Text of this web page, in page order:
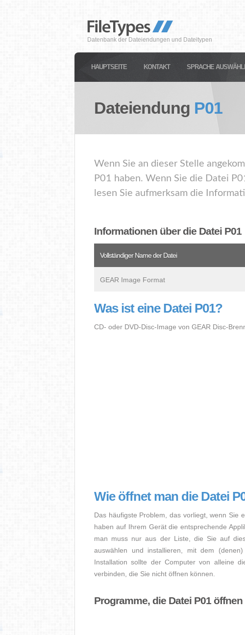
Datenbank der Dateiendungen und Dateitypen
HAUPTSEITE KONTAKT SPRACHE
Dateiendung P01
Wenn Sie an dieser Stelle
P01 haben. Wenn Sie die Datei
lesen Sie aufmerksam die
Informationen über die Datei P01
Vollständiger Name der Datei
GEAR Image Format
Was ist eine Datei P01?
CD- oder DVD-Disc-Image von GEAR Disc-
Wie öffnet man die Datei
Das häufigste Problem, das vorliegt, wenn Sie
haben auf Ihrem Gerät die entsprechende
man muss nur aus der Liste, die Sie auf
auswählen und installieren, mit dem
Installation sollte der Computer von alleine
verbinden, die Sie nicht öffnen können.
Programme, die Datei P01 öffnen